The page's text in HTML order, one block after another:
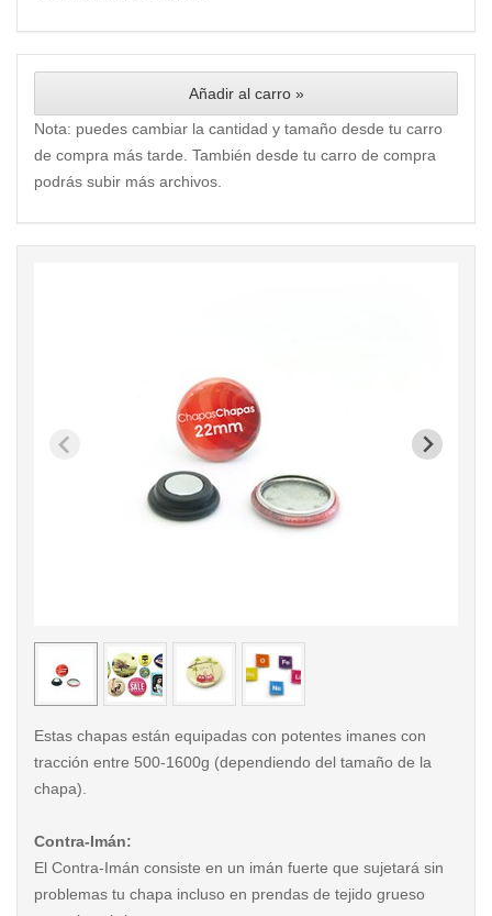
Añadir al carro »
Nota: puedes cambiar la cantidad y tamaño desde tu carro
de compra más tarde. También desde tu carro de compra
podrás subir más archivos.
< /picture>
Estas chapas están equipadas con potentes imanes con
tracción entre 500-1600g (dependiendo del tamaño de la
chapa).
Contra-Imán:
El Contra-Imán consiste en un imán fuerte que sujetará sin
problemas tu chapa incluso en prendas de tejido grueso